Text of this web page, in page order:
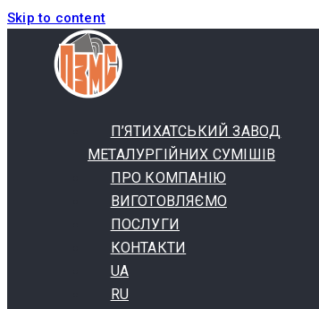
Skip to content
П’ЯТИХАТСЬКИЙ ЗАВОД
МЕТАЛУРГІЙНИХ СУМІШІВ
ПРО КОМПАНІЮ
ВИГОТОВЛЯЄМО
ПОСЛУГИ
КОНТАКТИ
UA
RU